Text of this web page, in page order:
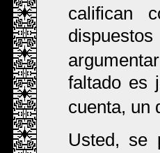
califican
faltado es
cuenta, un
Usted, se